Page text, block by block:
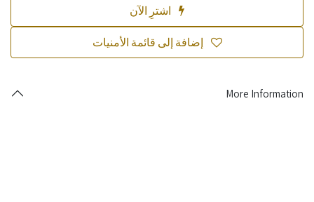
إضافة إلى قائمة الأمنيات
More Information